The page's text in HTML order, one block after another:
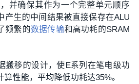
并确保其作为一个完整单元顺序
产生的中间结果被直接保存在ALU
频繁的数据传输和高功耗的SRAM
搬移的设计，使E系列在笔电级功
性能，平均降低功耗达35%。